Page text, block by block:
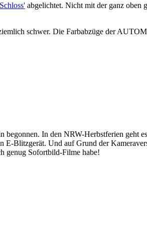
abgelichtet. Nicht mit der ganz
schwer. Die Farbabzüge der
In den NRW-Herbstferien geht
Blitzgerät. Und auf Grund der
genug Sofortbild-Filme habe!